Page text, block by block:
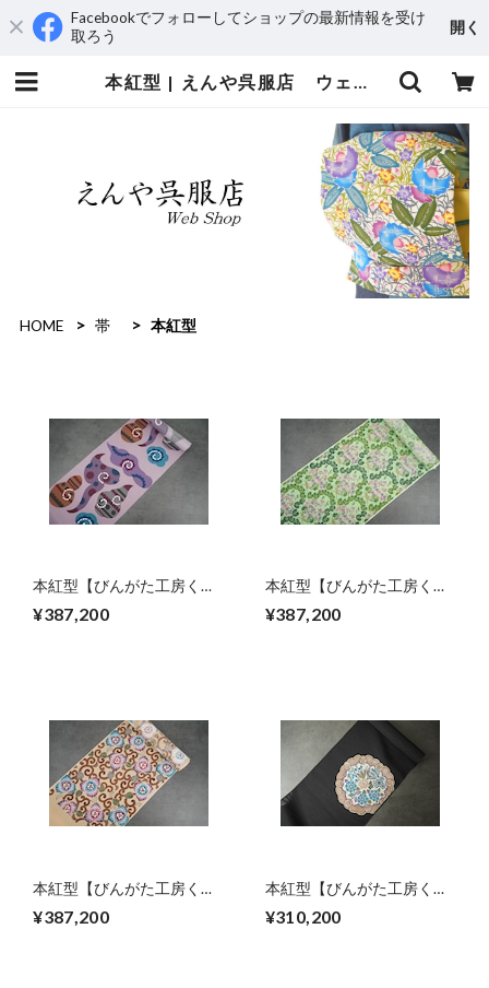
Facebookでフォローしてショップの最新情報を受け
取ろう
開く
本紅型 | えんや呉服店 ウェブショップ
HOME 帯 本紅型
本紅型【びんがた工房くん
¥387,200
本紅型【びんがた工房くん
束
¥387,200
本紅型【びんがた工房くん
ンビリア
¥387,200
本紅型【びんがた工房くん
紋
¥310,200